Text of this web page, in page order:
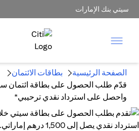
سيتي بنك الإمارات
الصفحة الرئيسية
بطاقات الائتمان
قدّم طلب الحصول على بطاقة ائتمان
واحصل على استرداد نقدي ترحيبي*